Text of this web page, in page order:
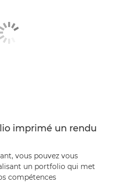
imprimé un rendu
vous pouvez vous
un portfolio qui met
compétences